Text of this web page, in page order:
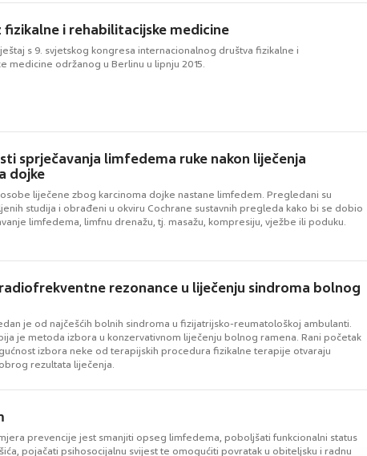
fizikalne i rehabilitacijske medicine
s 9. svjetskog kongresa internacionalnog društva fizikalne i
medicine održanog u Berlinu u lipnju 2015.
sprječavanja limfedema ruke nakon liječenja
dojke
liječene zbog karcinoma dojke nastane limfedem. Pregledani su
studija i obrađeni u okviru Cochrane sustavnih pregleda kako bi se dobio
limfedema, limfnu drenažu, tj. masažu, kompresiju, vježbe ili poduku.
rezonance u liječenju sindroma bolnog
je od najčešćih bolnih sindroma u fizijatrijsko-reumatološkoj ambulanti.
je metoda izbora u konzervativnom liječenju bolnog ramena. Rani početak
izbora neke od terapijskih procedura fizikalne terapije otvaraju
rezultata liječenja.
prevencije jest smanjiti opseg limfedema, poboljšati funkcionalni status
pojačati psihosocijalnu svijest te omogućiti povratak u obiteljsku i radnu